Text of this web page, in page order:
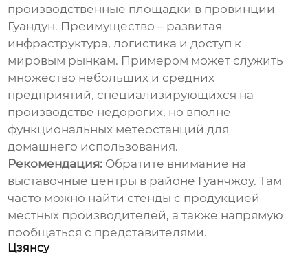
производственные площадки в провинции
Гуандун. Преимущество – развитая
инфраструктура, логистика и доступ к
мировым рынкам. Примером может служить
множество небольших и средних
предприятий, специализирующихся на
производстве недорогих, но вполне
функциональных метеостанций для
домашнего использования.
Рекомендация: Обратите внимание на
выставочные центры в районе Гуанчжоу. Там
часто можно найти стенды с продукцией
местных производителей, а также напрямую
пообщаться с представителями.
Цзянсу